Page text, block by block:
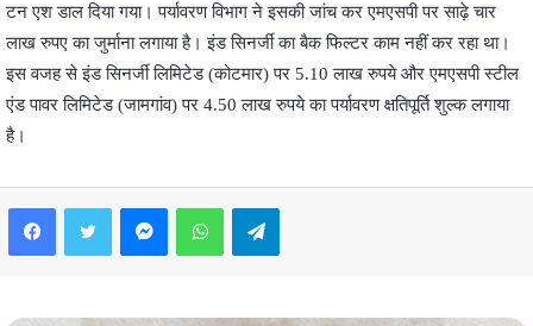
टन एश डाल दिया गया। पर्यावरण विभाग ने इसकी जांच कर एमएसपी पर साढ़े चार
लाख रुपए का जुर्माना लगाया है। इंड सिनर्जी का बैक फिल्टर काम नहीं कर रहा था।
इस वजह से इंड सिनर्जी लिमिटेड (कोटमार) पर 5.10 लाख रुपये और एमएसपी स्टील
एंड पावर लिमिटेड (जामगांव) पर 4.50 लाख रुपये का पर्यावरण क्षतिपूर्ति शुल्क लगाया
है।
FacebookTwitter MessengerWhatsAppTelegram